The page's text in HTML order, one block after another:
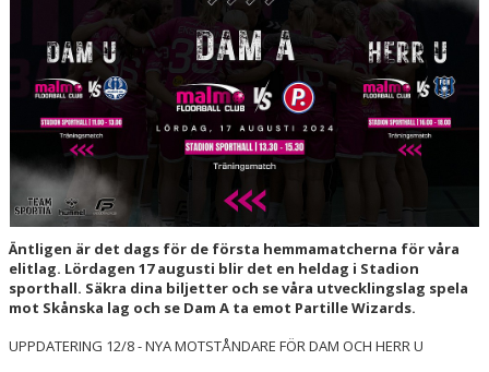
HALL OF FAME
Äntligen är det dags för de första hemmamatcherna för våra
elitlag. Lördagen 17 augusti blir det en heldag i Stadion
sporthall. Säkra dina biljetter och se våra utvecklingslag spela
mot Skånska lag och se Dam A ta emot Partille Wizards.
UPPDATERING 12/8 - NYA MOTSTÅNDARE FÖR DAM OCH HERR U